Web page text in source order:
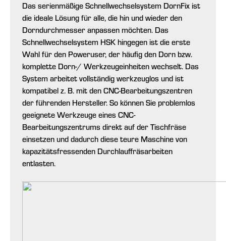
Das serienmäßige Schnellwechselsystem DornFix ist
die ideale Lösung für alle, die hin und wieder den
Dorndurchmesser anpassen möchten. Das
Schnellwechselsystem HSK hingegen ist die erste
Wahl für den Poweruser, der häufig den Dorn bzw.
komplette Dorn-/ Werkzeugeinheiten wechselt. Das
System arbeitet vollständig werkzeuglos und ist
kompatibel z. B. mit den CNC-Bearbeitungszentren
der führenden Hersteller. So können Sie problemlos
geeignete Werkzeuge eines CNC-
Bearbeitungszentrums direkt auf der Tischfräse
einsetzen und dadurch diese teure Maschine von
kapazitätsfressenden Durchlauffräsarbeiten
entlasten.